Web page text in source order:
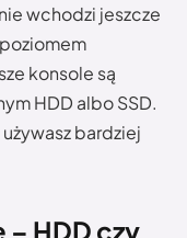
wchodzi jeszcze
konsole są
HDD albo SSD.
bardziej
HDD czy